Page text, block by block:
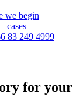
we begin
cases
83 249 4999
for your